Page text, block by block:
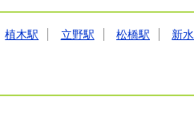
植木駅 立野駅 松橋駅 新